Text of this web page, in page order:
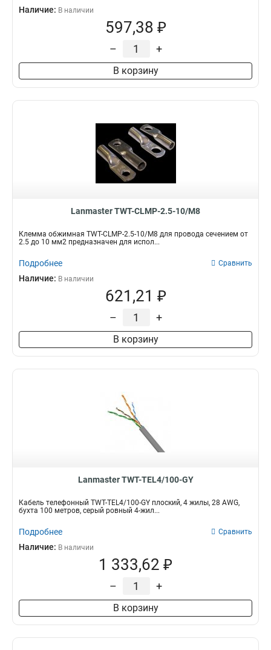
Наличие: В наличии
597,38 ₽
– +
В корзину
Lanmaster TWT-CLMP-2.5-10/M8
Клемма обжимная TWT-CLMP-2.5-10/M8 для провода сечением от
2.5 до 10 мм2 предназначен для испол...
Подробнее Сравнить
Наличие: В наличии
621,21 ₽
– +
В корзину
Lanmaster TWT-TEL4/100-GY
Кабель телефонный TWT-TEL4/100-GY плоский, 4 жилы, 28 AWG,
бухта 100 метров, серый ровный 4-жил...
Подробнее Сравнить
Наличие: В наличии
1 333,62 ₽
– +
В корзину